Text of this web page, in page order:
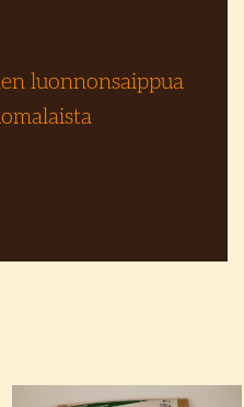
luonnonsaippua